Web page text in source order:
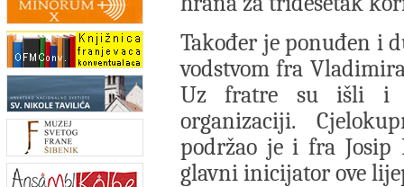
Također je ponuđen i
vodstvom fra
Uz fratre su išli i
organizaciji.
podržao je i fra
glavni inicijator ove